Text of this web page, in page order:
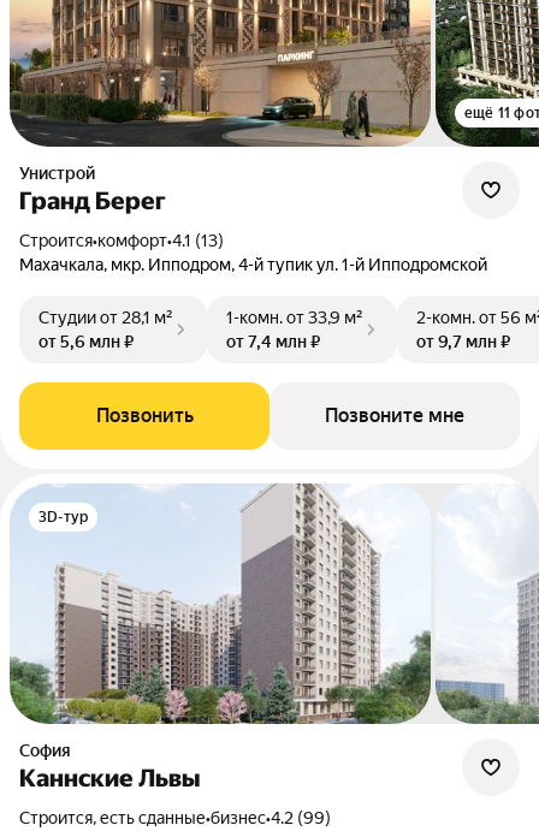
ещё 11
Унистрой
Гранд Берег
Строится•комфорт•4.1 (13)
Махачкала, мкр. Ипподром, 4-й тупик ул. 1-й Ипподромской
Студииот 28,1 м²
от 5,6 млн ₽
1-комн.от 33,9 м²
от 7,4 млн ₽
2-комн.от 56
от 9,7 млн ₽
Позвонить Позвоните мне
3D-тур
София
Каннские Львы
Строится, есть сданные•бизнес•4.2 (99)